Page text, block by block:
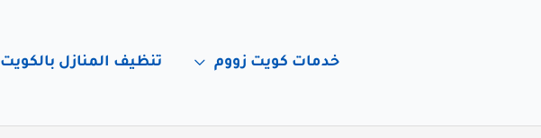
خدمات كويت زووم تنظيف المنازل بالكويت